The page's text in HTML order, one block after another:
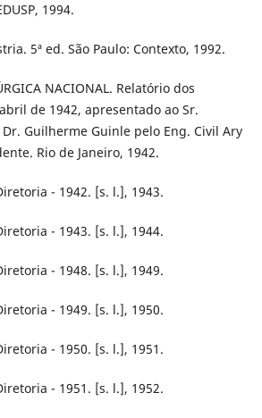
1994.
5ª ed. São Paulo: Contexto, 1992.
NACIONAL. Relatório dos
de 1942, apresentado ao Sr.
Guilherme Guinle pelo Eng. Civil Ary
Rio de Janeiro, 1942.
Diretoria - 1942. [s. l.], 1943.
Diretoria - 1943. [s. l.], 1944.
Diretoria - 1948. [s. l.], 1949.
Diretoria - 1949. [s. l.], 1950.
Diretoria - 1950. [s. l.], 1951.
Diretoria - 1951. [s. l.], 1952.